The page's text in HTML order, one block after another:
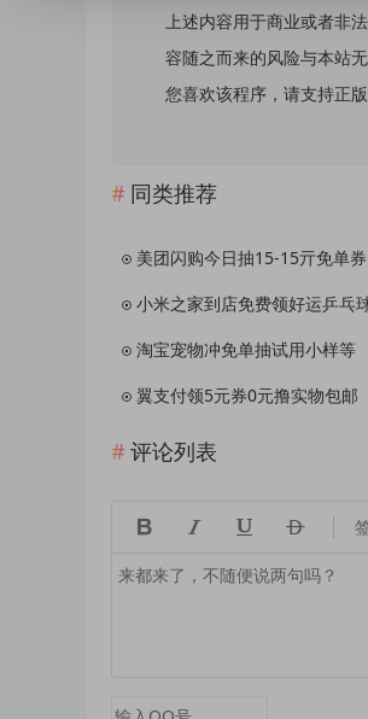
上述内容用于商业或者非
容随之而来的风险与本站
您喜欢该程序，请支持正
同类推荐
美团闪购今日抽15-15亓免单券
小米之家到店免费领好运乒乓
淘宝宠物冲免单抽试用小样等
翼支付领5元券0元撸实物包邮
评论列表
   